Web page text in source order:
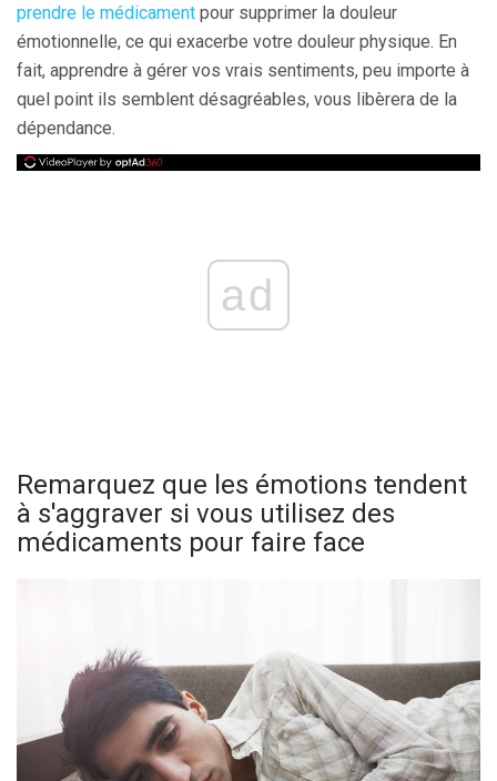
prendre le médicament pour supprimer la douleur
émotionnelle, ce qui exacerbe votre douleur physique. En
fait, apprendre à gérer vos vrais sentiments, peu importe à
quel point ils semblent désagréables, vous libèrera de la
dépendance.
ad
Remarquez que les émotions tendent
à s'aggraver si vous utilisez des
médicaments pour faire face